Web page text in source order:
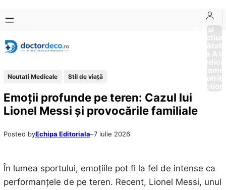
conținut
content
Boli si
Afectiuni
Sănătate
de la A
Noutati Medicale Stil de viaţă
Emoții profunde pe teren: Cazul lui
Lionel Messi și provocările familiale
Posted byEchipa Editoriala–7 iulie 2026
În lumea sportului, emoțiile pot fi la fel de intense ca
performanțele de pe teren. Recent, Lionel Messi, unul